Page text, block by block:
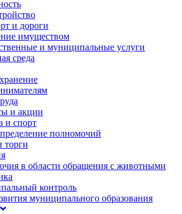
и дороги
имуществом
и муниципальные услуги
среда
и акции
и спорт
полномочий
торги
в области обращения с животными
контроль
муниципального образования